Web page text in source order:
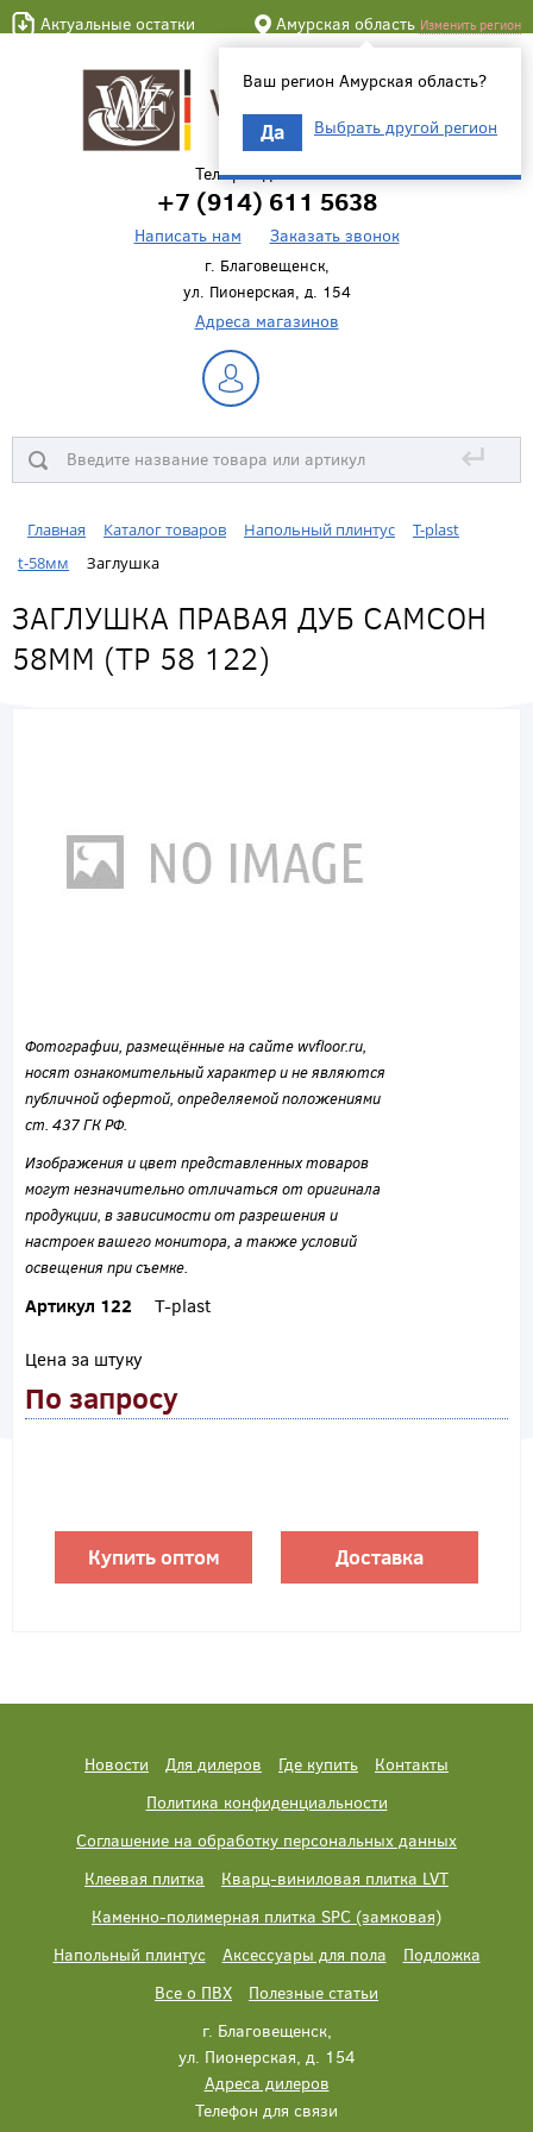
Актуальные остатки Амурская область Изменить регион
Ваш регион Амурская область?
Да Выбрать другой регион
Телефон для связи
+7 (914) 611 5638
Написать нам Заказать звонок
г. Благовещенск,
ул. Пионерская, д. 154
Адреса магазинов
↵
Главная Каталог товаров Напольный плинтус
T-plast
t-58мм
Заглушка
ЗАГЛУШКА ПРАВАЯ ДУБ САМСОН
58ММ (ТР 58 122)
Фотографии, размещённые на сайте wvfloor.ru,
носят ознакомительный характер и не являются
публичной офертой, определяемой положениями
ст. 437 ГК РФ.
Изображения и цвет представленных товаров
могут незначительно отличаться от оригинала
продукции, в зависимости от разрешения и
настроек вашего монитора, а также условий
освещения при съемке.
Артикул 122 T-plast
Цена за штуку
По запросу
Купить оптом Доставка
Новости Для дилеров Где купить
Контакты
Политика конфиденциальности
Соглашение на обработку персональных данных
Клеевая плитка
Кварц-виниловая плитка LVT
Каменно-полимерная плитка SPC (замковая)
Напольный плинтус
Аксессуары для пола
Подложка
Все о ПВХ
Полезные статьи
г. Благовещенск,
ул. Пионерская, д. 154
Адреса дилеров
Телефон для связи